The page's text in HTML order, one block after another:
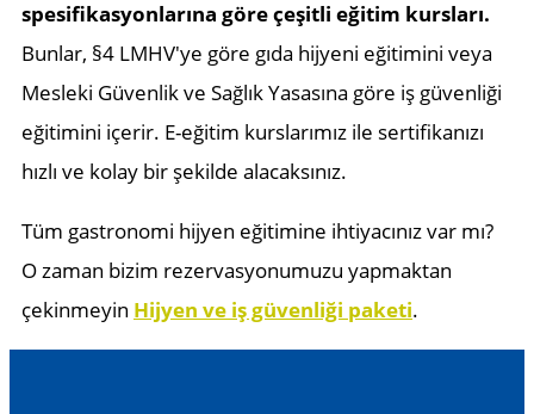
spesifikasyonlarına göre çeşitli eğitim kursları.
Bunlar, §4 LMHV'ye göre gıda hijyeni eğitimini veya
Mesleki Güvenlik ve Sağlık Yasasına göre iş güvenliği
eğitimini içerir. E-eğitim kurslarımız ile sertifikanızı
hızlı ve kolay bir şekilde alacaksınız.
Tüm gastronomi hijyen eğitimine ihtiyacınız var mı?
O zaman bizim rezervasyonumuzu yapmaktan
çekinmeyin Hijyen ve iş güvenliği paketi.